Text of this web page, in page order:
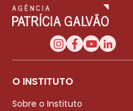
O INSTITUTO
Sobre o Instituto